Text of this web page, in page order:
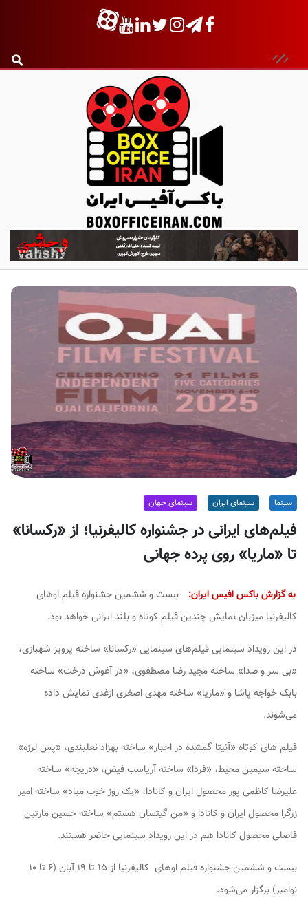
ب
ا
ک
س
آ
ف
ی
س
ی
ر
ا
ن
سینما سینمای ایران سینمای جهان
فیلم‌های ایرانی در جشنواره کالیفرنیا؛ از «رکسانا»
تا «ماریا» روی پرده جهانی
به گزارش باکس افیس ایران:
بیست و ششمین جشنواره فیلم اوهای
کالیفرنیا میزبان نمایش چندین فیلم کوتاه و بلند ایرانی خواهد بود.
در این رویداد سینمایی فیلم‌های سینمایی «رکسانا» ساخته پرویز شهبازی،
«بی سر و صدا» ساخته مجید رضا مصطفوی، «در آغوش درخت» ساخته
بابک خواجه پاشا و «ماریا» ساخته مهدی اصغری ازغدی نمایش داده
می‌شوند.
فیلم های کوتاه «آنیتا گمشده در اخبار» ساخته بهزاد نعلبندی، «پس لرزه»
ساخته سیمین محیط، «فردا» ساخته آریاسب فیض، «دریچه» ساخته
علیرضا کاظمی پور محصول ایران و کانادا، «یک روز خوب میاد» ساخته امیر
زرگرا محصول ایران و کانادا و «من گیتسان هستم» ساخته حسین مارتین
فاصلی محصول کانادا هم در این رویداد سینمایی حاضر هستند.
بیست و ششمین جشنواره فیلم اوهای کالیفرنیا از ۱۵ تا ۱۹ آبان (۶ تا ۱۰
نوامبر) برگزار می‌شود.